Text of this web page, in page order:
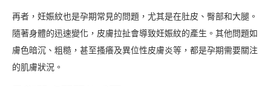
再者，妊娠紋也是孕期常見的問題，尤其是在肚皮、臀部和大腿。
隨著身體的迅速變化，皮膚拉扯會導致妊娠紋的產生。其他問題如
膚色暗沉、粗糙，甚至搔癢及異位性皮膚炎等，都是孕期需要關注
的肌膚狀況。